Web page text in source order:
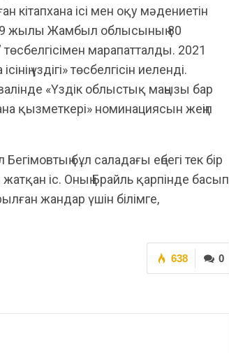
кітапхана ісі мен оқу мәдениетін
жылы Жамбыл облысының 80
марапатталды. 2021
үздігі» төсбелгісін иеленді.
«Үздік облыстық маңызы бар
қызметкері» номинациясын жеңіп
бұл саладағы еңбегі тек бір
іс. Оның Брайль қарпінде басып
жандар үшін білімге,
0
638